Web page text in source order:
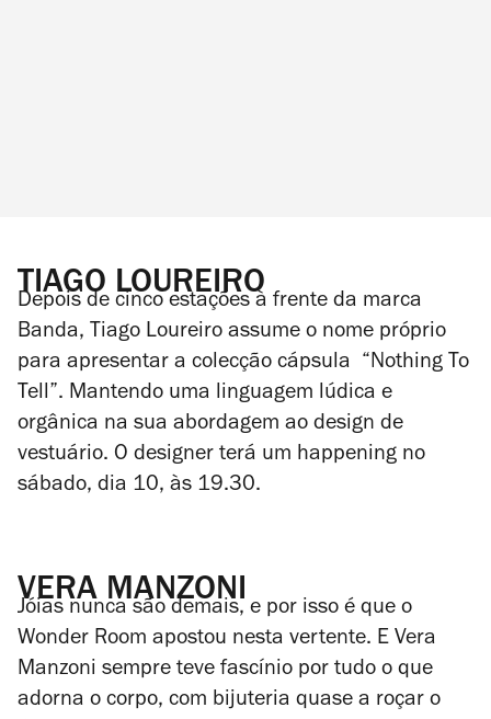
TIAGO LOUREIRO
Depois de cinco estações à frente da marca
Banda, Tiago Loureiro assume o nome próprio
para apresentar a colecção cápsula “Nothing To
Tell”. Mantendo uma linguagem lúdica e
orgânica na sua abordagem ao design de
vestuário. O designer terá um happening no
sábado, dia 10, às 19.30.
VERA MANZONI
Jóias nunca são demais, e por isso é que o
Wonder Room apostou nesta vertente. E Vera
Manzoni sempre teve fascínio por tudo o que
adorna o corpo, com bijuteria quase a roçar o